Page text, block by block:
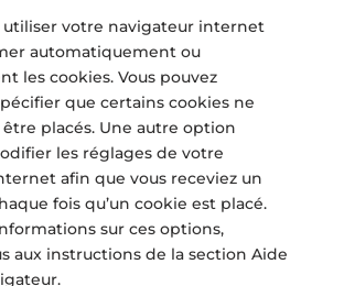
utiliser votre navigateur internet
automatiquement ou
les cookies. Vous pouvez
que certains cookies ne
placés. Une autre option
les réglages de votre
afin que vous receviez un
fois qu’un cookie est placé.
sur ces options,
aux instructions de la section Aide